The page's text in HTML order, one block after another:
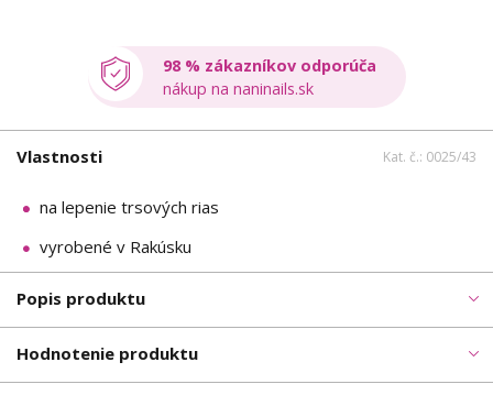
98 % zákazníkov odporúča
nákup na naninails.sk
Vlastnosti Kat. č.: 0025/43
na lepenie trsových rias
vyrobené v Rakúsku
Popis produktu
Hodnotenie produktu